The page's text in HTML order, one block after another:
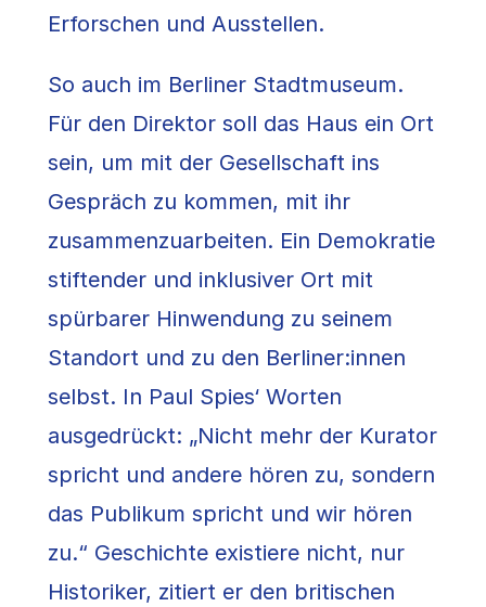
Erforschen und Ausstellen.
So auch im Berliner Stadtmuseum.
Für den Direktor soll das Haus ein Ort
sein, um mit der Gesellschaft ins
Gespräch zu kommen, mit ihr
zusammenzuarbeiten. Ein Demokratie
stiftender und inklusiver Ort mit
spürbarer Hinwendung zu seinem
Standort und zu den Berliner:innen
selbst. In Paul Spies‘ Worten
ausgedrückt: „Nicht mehr der Kurator
spricht und andere hören zu, sondern
das Publikum spricht und wir hören
zu.“ Geschichte existiere nicht, nur
Historiker, zitiert er den britischen